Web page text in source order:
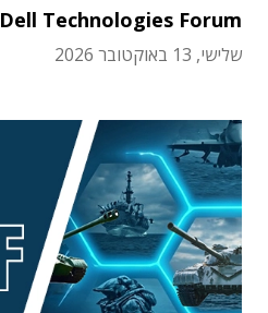
Dell Technologies Forum
שלישי, 13 באוקטובר 2026